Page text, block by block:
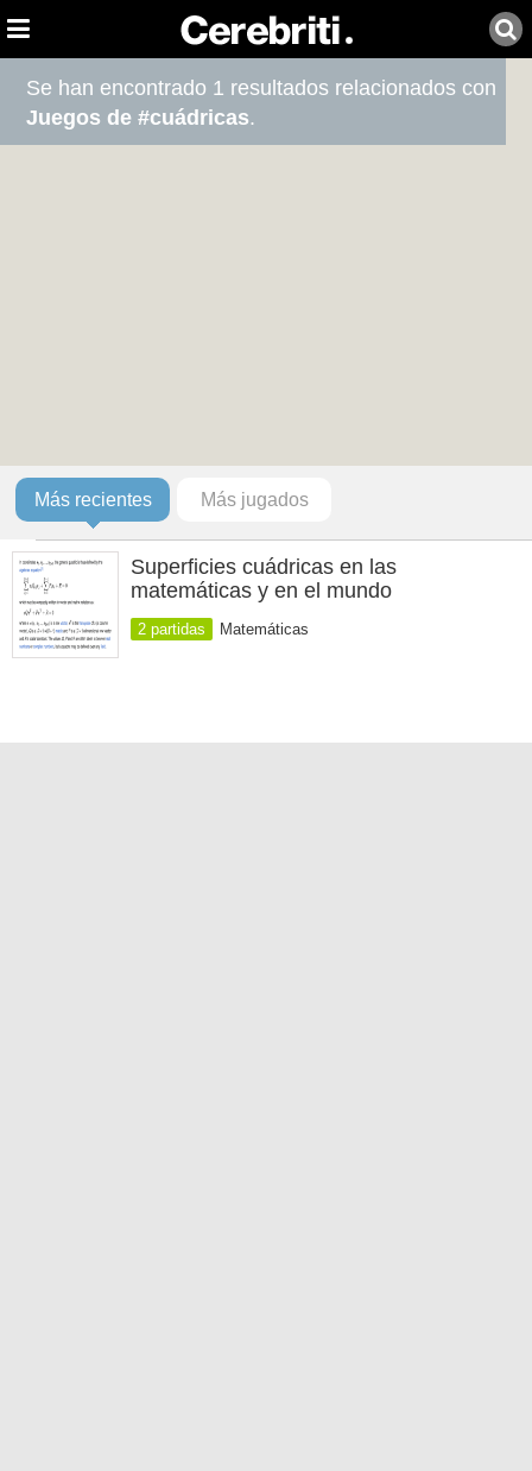
Se han encontrado 1 resultados relacionados con
Juegos de #cuádricas.
Más recientes Más jugados
Superficies cuádricas en las
matemáticas y en el mundo
2 partidas Matemáticas